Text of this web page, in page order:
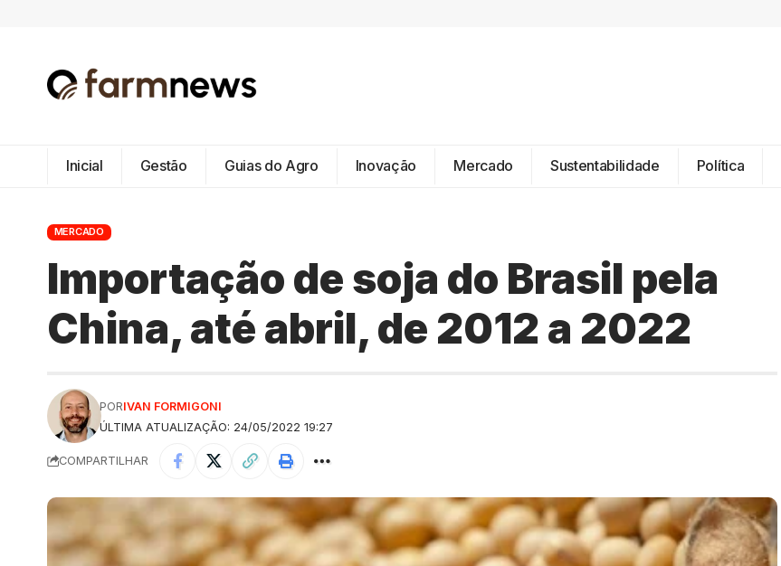
Inicial Gestão Guias do Agro Inovação Mercado Sustentabilidade Política
MERCADO
Importação de soja do Brasil pela
China, até abril, de 2012 a 2022
ÚLTIMA ATUALIZAÇÃO: 24/05/2022 19:27
PORIVAN FORMIGONI
COMPARTILHAR